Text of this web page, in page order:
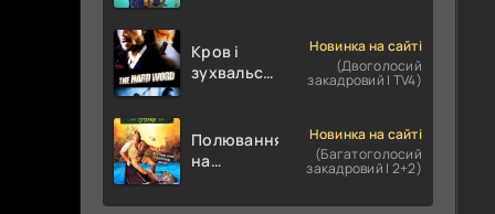
Кров і
зухвальство
Новинка на сайті
(Двоголосий
закадровий | TV4)
Полювання
на
Сутичка
Новинка на сайті
(Багатоголосий
закадровий | 2+2)